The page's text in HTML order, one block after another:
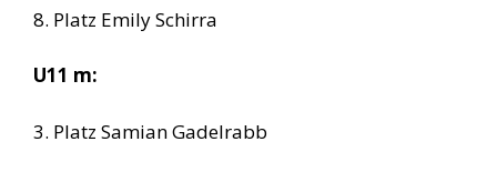
8. Platz Emily Schirra
U11 m:
3. Platz Samian Gadelrabb